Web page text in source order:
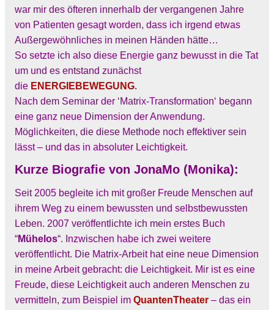
war mir des öfteren innerhalb der vergangenen Jahre
von Patienten gesagt worden, dass ich irgend etwas
Außergewöhnliches in meinen Händen hätte…
So setzte ich also diese Energie ganz bewusst in die Tat
um und es entstand zunächst
die ENERGIEBEWEGUNG.
Nach dem Seminar der ‘Matrix-Transformation‘ begann
eine ganz neue Dimension der Anwendung.
Möglichkeiten, die diese Methode noch effektiver sein
lässt – und das in absoluter Leichtigkeit.
Kurze Biografie von JonaMo (Monika):
Seit 2005 begleite ich mit großer Freude Menschen auf
ihrem Weg zu einem bewussten und selbstbewussten
Leben. 2007 veröffentlichte ich mein erstes Buch
“Mühelos“. Inzwischen habe ich zwei weitere
veröffentlicht. Die Matrix-Arbeit hat eine neue Dimension
in meine Arbeit gebracht: die Leichtigkeit. Mir ist es eine
Freude, diese Leichtigkeit auch anderen Menschen zu
vermitteln, zum Beispiel im QuantenTheater – das ein